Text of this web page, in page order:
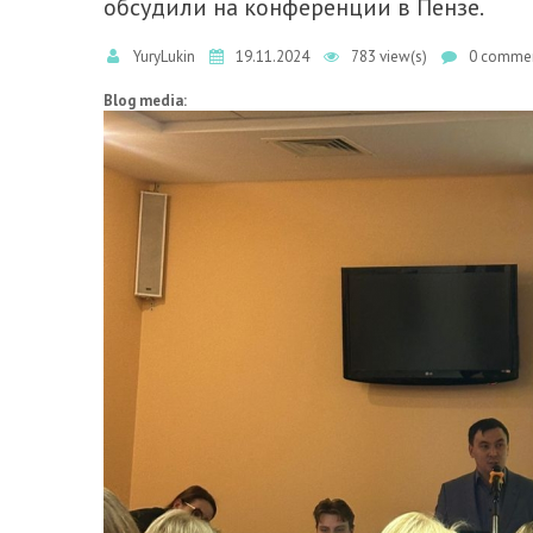
обсудили на конференции в Пензе.
YuryLukin 19.11.2024 783 view(s) 0
Blog media: